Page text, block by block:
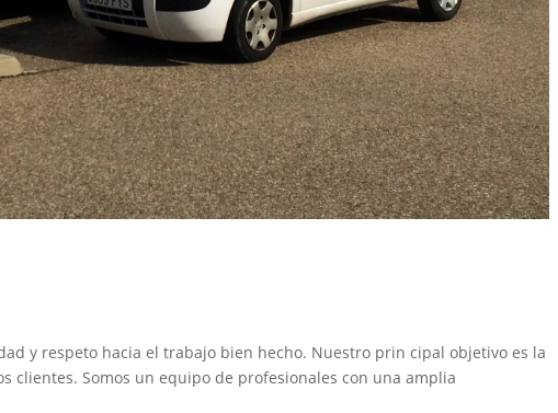
y respeto hacia el trabajo bien hecho. Nuestro prin cipal objetivo es la
clientes. Somos un equipo de profesionales con una amplia